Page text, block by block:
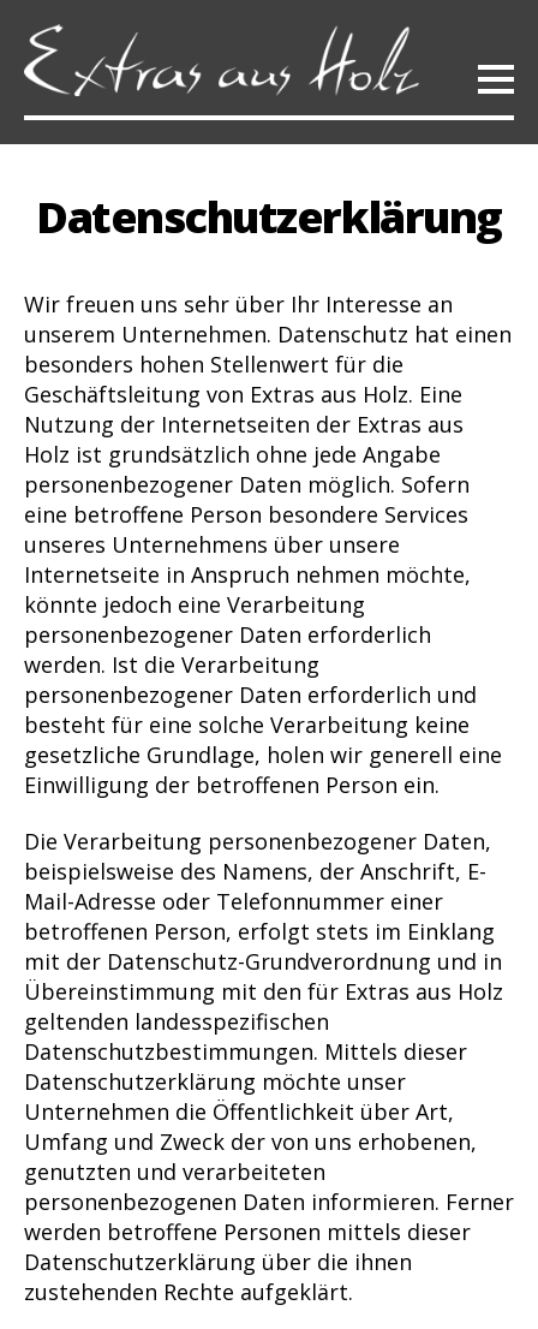
extras-
Datenschutzerklärung
Wir freuen uns sehr über Ihr Interesse an
unserem Unternehmen. Datenschutz hat einen
besonders hohen Stellenwert für die
Geschäftsleitung von Extras aus Holz. Eine
Nutzung der Internetseiten der Extras aus
Holz ist grundsätzlich ohne jede Angabe
personenbezogener Daten möglich. Sofern
eine betroffene Person besondere Services
unseres Unternehmens über unsere
Internetseite in Anspruch nehmen möchte,
könnte jedoch eine Verarbeitung
personenbezogener Daten erforderlich
werden. Ist die Verarbeitung
personenbezogener Daten erforderlich und
besteht für eine solche Verarbeitung keine
gesetzliche Grundlage, holen wir generell eine
Einwilligung der betroffenen Person ein.
Die Verarbeitung personenbezogener Daten,
beispielsweise des Namens, der Anschrift, E-
Mail-Adresse oder Telefonnummer einer
betroffenen Person, erfolgt stets im Einklang
mit der Datenschutz-Grundverordnung und in
Übereinstimmung mit den für Extras aus Holz
geltenden landesspezifischen
Datenschutzbestimmungen. Mittels dieser
Datenschutzerklärung möchte unser
Unternehmen die Öffentlichkeit über Art,
Umfang und Zweck der von uns erhobenen,
genutzten und verarbeiteten
personenbezogenen Daten informieren. Ferner
werden betroffene Personen mittels dieser
Datenschutzerklärung über die ihnen
zustehenden Rechte aufgeklärt.